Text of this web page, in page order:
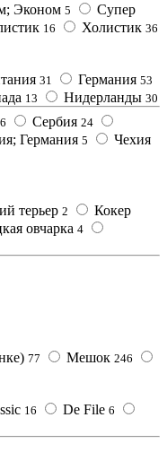
Эконом 5
Супер
16 Холистик 36
31 Германия 53
13 Нидерланды 30
Сербия 24
Германия 5 Чехия
терьер 2
Кокер
овчарка 4
77 Мешок 246
16 De File 6